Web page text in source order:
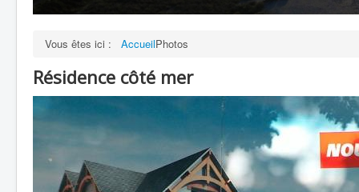
Vous êtes ici : AccueilPhotos
Résidence côté mer